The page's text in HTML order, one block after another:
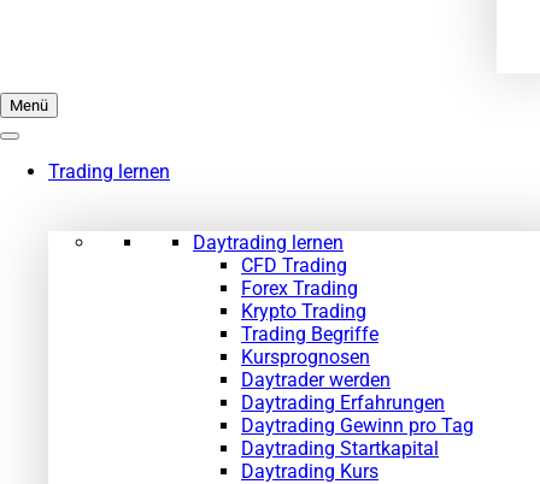
Menü
Trading lernen
Daytrading lernen
CFD Trading
Forex Trading
Krypto Trading
Trading Begriffe
Kursprognosen
Daytrader werden
Daytrading Erfahrungen
Daytrading Gewinn pro Tag
Daytrading Startkapital
Daytrading Kurs